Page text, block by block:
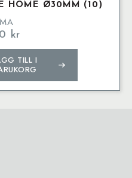
HOME Ø30MM (10)
kr
TILL I